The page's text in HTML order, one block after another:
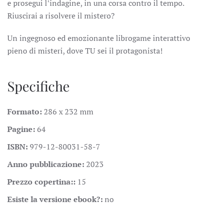
e prosegui l‛indagine, in una corsa contro il tempo.
Riuscirai a risolvere il mistero?
Un ingegnoso ed emozionante librogame interattivo
pieno di misteri, dove TU sei il protagonista!
Specifiche
Formato: 286 x 232 mm
Pagine:64
ISBN:979-12-80031-58-7
Anno pubblicazione: 2023
Prezzo copertina:: 15
Esiste la versione ebook?:no